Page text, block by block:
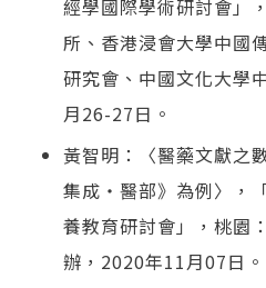
經學國際學術研討會」
所、香港浸會大學中國
研究會、中國文化大學
月26-27日。
黃智明：〈醫藥文獻之
集成‧醫部》為例〉，
養教育研討會」，桃園
辦，2020年11月07日。